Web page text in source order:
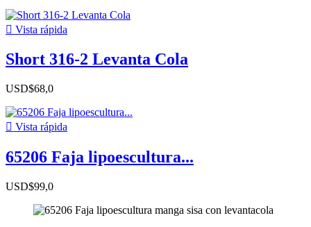
 Vista rápida
Short 316-2 Levanta Cola
USD$68,0
 Vista rápida
65206 Faja lipoescultura...
USD$99,0